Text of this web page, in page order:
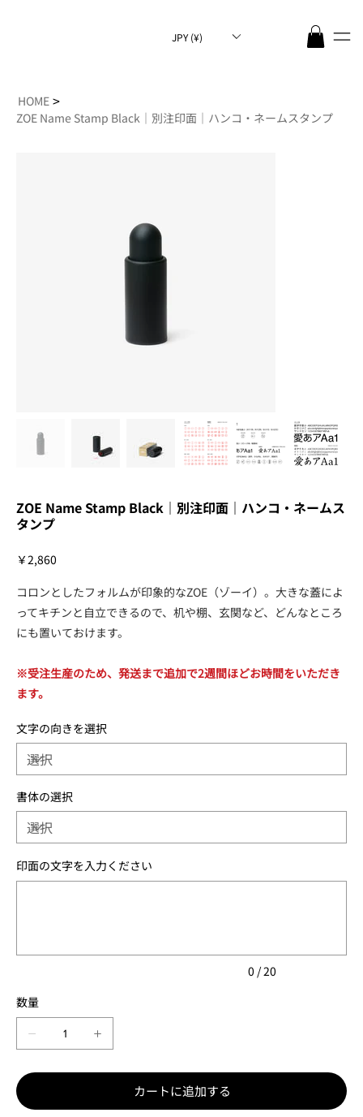
JPY (¥)
HOME >
ZOE Name Stamp Black｜別注印面｜ハンコ・ネームスタンプ
ZOE Name Stamp Black｜別注印面｜ハンコ・ネームス
タンプ
価
格
￥2,860
コロンとしたフォルムが印象的なZOE（ゾーイ）。大きな蓋によ
ってキチンと自立できるので、机や棚、玄関など、どんなところ
にも置いておけます。
※受注生産のため、発送まで追加で2週間ほどお時間をいただき
ます。
文字の向きを選択
書体の選択
印面の文字を入力ください
入
ま
0 / 20
数量
カートに追加する